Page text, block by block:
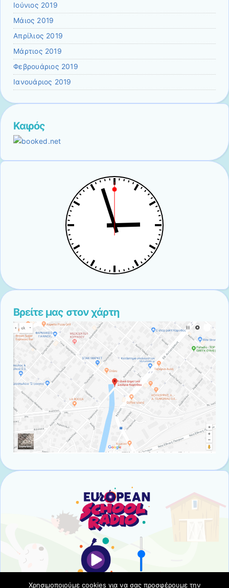
Ιούνιος 2019
Μάιος 2019
Απρίλιος 2019
Μάρτιος 2019
Φεβρουάριος 2019
Ιανουάριος 2019
Καιρός
Βρείτε μας στον χάρτη
Χρησιμοποιούμε cookies για να σας προσφέρουμε την